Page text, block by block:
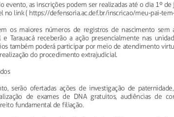
evento, as inscrições podem ser realizadas até o dia 1º
no link ( https://defensoria.ac.def.br/inscricao/meu-pai-
os maiores números de registros de nascimento
Tarauacá receberão a ação presencialmente nas
também poderá participar por meio de atendimento
do procedimento extrajudicial.
serão ofertadas ações de investigação de
de exames de DNA gratuitos, audiências de
fundamental de filiação.